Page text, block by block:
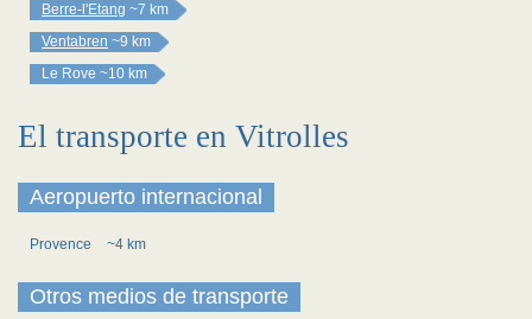
Berre-l'Etang ~7 km
Ventabren ~9 km
Le Rove ~10 km
El transporte en Vitrolles
Aeropuerto internacional
Provence ~4 km
Otros medios de transporte